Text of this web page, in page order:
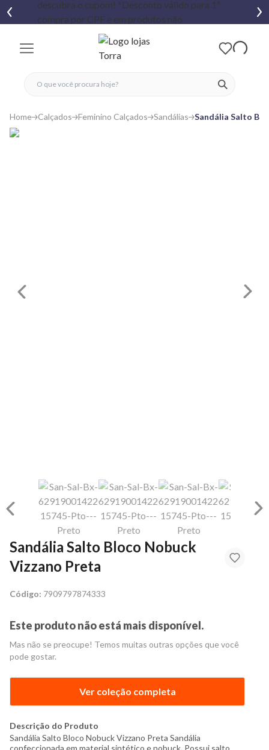
ver
fechar menu
fechar menu
favoritos
Home Calçados Feminino Calçados Sandálias Sandália Salto
Sandália Salto Bloco Nobuck
Vizzano Preta
Código: 7909797874333
Este produto não está mais disponível.
Mas não se preocupe! Temos muitas outras opções que você
pode gostar.
Ver coleção completa
Descrição do Produto
Sandália Salto Bloco Nobuck Vizzano Preta Sandália
confeccionada em material sintético e nobuck. Possui salto